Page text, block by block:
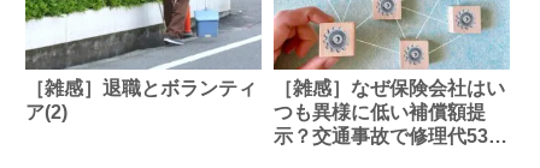
［雑感］退職とボランティ
ア(2)
［雑感］なぜ保険会社はい
つも異様に低い補償額提
示？交通事故で修理代530